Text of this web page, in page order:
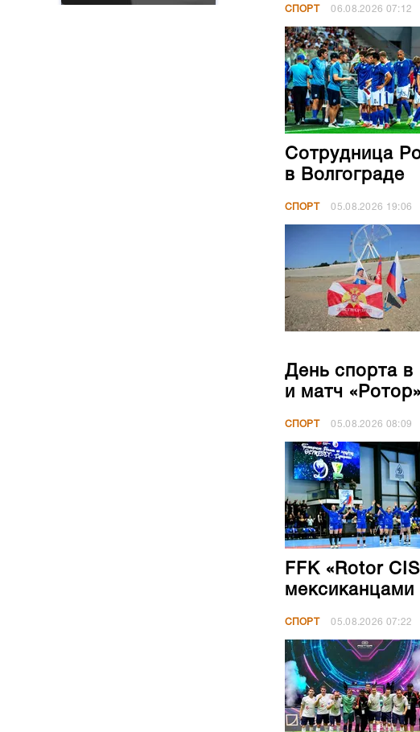
СПОРТ 06.08.2026 07:12
Сотрудница
в Волгограде
СПОРТ 05.08.2026 19:06
День спорта в
и матч
СПОРТ 05.08.2026 08:09
FFK «Rotor
мексиканцами
СПОРТ 05.08.2026 07:22